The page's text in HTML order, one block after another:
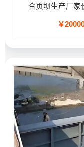
合页坝生产厂家
￥